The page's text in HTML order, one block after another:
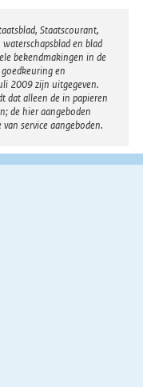
Staatscourant,
en blad
bekendmakingen in de
en
2009 zijn uitgegeven.
dat alleen de in papieren
de hier aangeboden
service aangeboden.